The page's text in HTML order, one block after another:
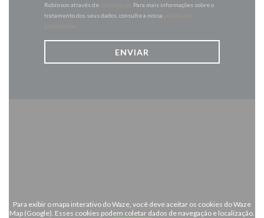
Robinson através de robinson.pt . Para mais informações sobre o
tratamento dos seus dados, consulte a nossa política de
privacidade
Para exibir o mapa interativo do Waze, você deve aceitar os cookies do Waze
Map (Google). Esses cookies podem coletar dados de navegação e localização.